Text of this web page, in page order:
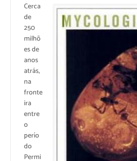
Cerca
de
250
milhõ
es de
anos
atrás,
na
fronte
ira
entre
o
perío
do
Permi